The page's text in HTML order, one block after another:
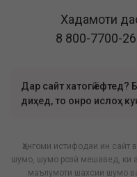
Хадамоти
8 800-7700-
Дар сайт хатогӣ ёфтед?
диҳед, то онро ислоҳ
Ҳангоми истифодаи ин
шумо, шумо розӣ мешавед, ки
маълумоти шахсии шумо